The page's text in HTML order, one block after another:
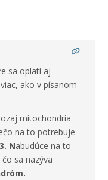
sa oplatí aj
ako v písanom
mitochondria
na to potrebuje
Nabudúce na to
sa nazýva